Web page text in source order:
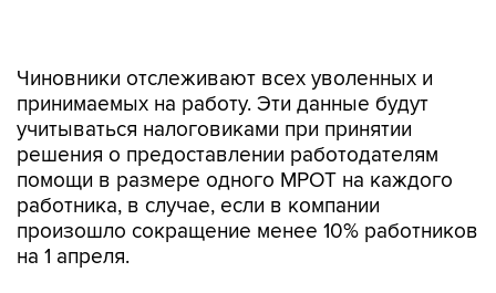
учитываться налоговиками при принятии
решения о предоставлении работодателям
помощи в размере одного МРОТ на каждого
работника, в случае, если в компании
произошло сокращение менее 10% работников
на 1 апреля.
Министр также напомнил, что с 30 марта был